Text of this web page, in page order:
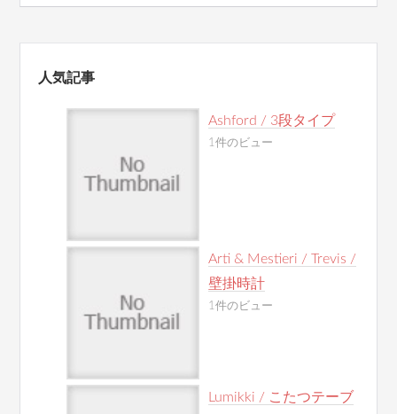
人気記事
Ashford / 3段タイプ
1件のビュー
Arti & Mestieri / Trevis /
壁掛時計
1件のビュー
Lumikki / こたつテーブ